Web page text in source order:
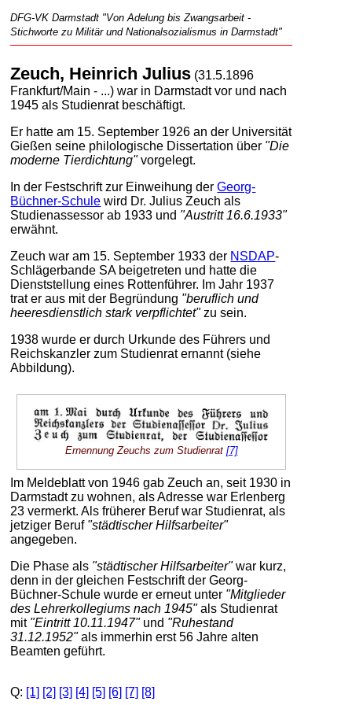
DFG-VK Darmstadt "Von Adelung bis Zwangsarbeit -
Stichworte zu Militär und Nationalsozialismus in Darmstadt"
Zeuch, Heinrich Julius (31.5.1896
Frankfurt/Main - ...) war in Darmstadt vor und nach
1945 als Studienrat beschäftigt.
Er hatte am 15. September 1926 an der Universität
Gießen seine philologische Dissertation über "Die
moderne Tierdichtung"vorgelegt.
In der Festschrift zur Einweihung derGeorg-
Büchner-Schule wird Dr. Julius Zeuch als
Studienassessor ab 1933 und "Austritt 16.6.1933"
erwähnt.
Zeuch war am 15. September 1933 der NSDAP-
Schlägerbande SA beigetreten und hatte die
Dienststellung eines Rottenführer. Im Jahr 1937
trat er aus mit der Begründung "beruflich und
heeresdienstlich stark verpflichtet"zu sein.
1938 wurde er durch Urkunde des Führers und
Reichskanzler zum Studienrat ernannt (siehe
Abbildung).
Ernennung Zeuchs zum Studienrat [7]
Im Meldeblatt von 1946 gab Zeuch an, seit 1930 in
Darmstadt zu wohnen, als Adresse war Erlenberg
23 vermerkt. Als früherer Beruf war Studienrat, als
jetziger Beruf "städtischer Hilfsarbeiter"
angegeben.
Die Phase als "städtischer Hilfsarbeiter"war kurz,
denn in der gleichen Festschrift der Georg-
Büchner-Schule wurde er erneut unter "Mitglieder
des Lehrerkollegiums nach 1945"als Studienrat
mit "Eintritt 10.11.1947"und "Ruhestand
31.12.1952"als immerhin erst 56 Jahre alten
Beamten geführt.
Q: [1] [2] [3] [4] [5] [6] [7] [8]